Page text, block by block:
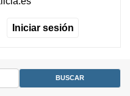
Iniciar sesión